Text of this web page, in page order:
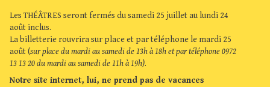
Les THÉÂTRES seront fermés du samedi 25 juillet au lundi 24
août inclus.
La billetterie rouvrira sur place et par téléphone le mardi 25
août (sur place du mardi au samedi de 13h à 18h et par téléphone 0972
13 13 20 du mardi au samedi de 11h à 19h).
Notre site internet, lui, ne prend pas de vacances